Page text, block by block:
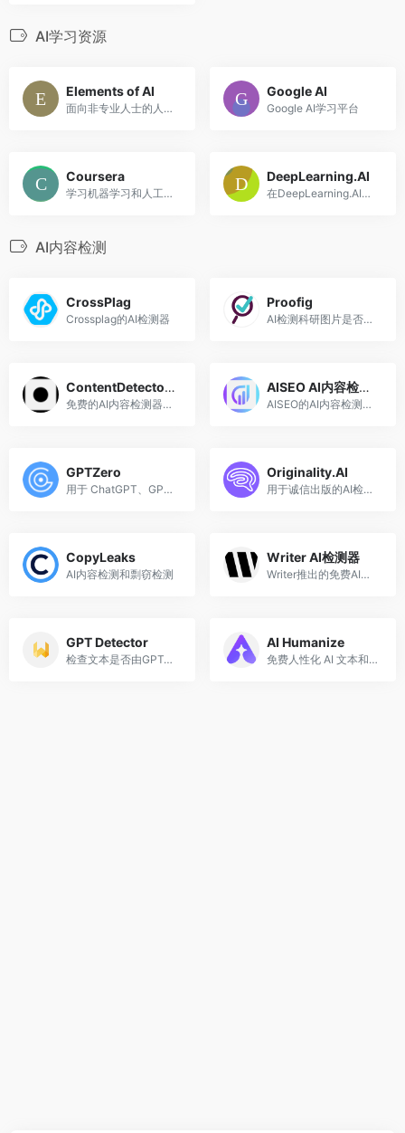
AI学习资源
Elements of AI
面向非专业人士的人工智能免费在线入门课程
Google AI
Google AI学习平台
Coursera
学习机器学习和人工智能课程
DeepLearning.AI
在DeepLearning.AI学习AI课程，开启人工智能职业生涯
AI内容检测
CrossPlag
Crossplag的AI检测器
Proofig
AI检测科研图片是否存在抄袭造假
ContentDetector.AI
免费的AI内容检测器，可以检测GPT3.5和GPT4.0生成的内容。
AISEO AI内容检测器
AISEO的AI内容检测工具
GPTZero
用于 ChatGPT、GPT-4、Bard 的人工智能检测器，免费5000字符/次
Originality.AI
用于诚信出版的AI检测工具集：人工智能内容检查器、抄袭检查器、事实检查器和可读性检查器
CopyLeaks
AI内容检测和剽窃检测
Writer AI检测器
Writer推出的免费AI内容检测工具，每次1500个字符，支持中文。
GPT Detector
检查文本是否由GPT-3、GPT4或ChatGPT生成
AI Humanize
免费人性化 AI 文本和 AI 人性化器在线工具